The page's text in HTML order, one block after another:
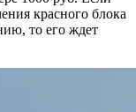
красного блока
то его ждет